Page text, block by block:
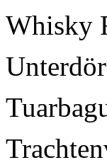
Whisky